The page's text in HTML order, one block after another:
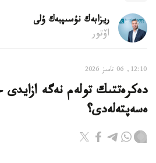
ريزابەك نۇسىپبەك ۇلى
اۆتور
12:10, 06 تامىز 2026
دەكرەتتىك تولەم نەگە
ەسەپتەلەدى؟